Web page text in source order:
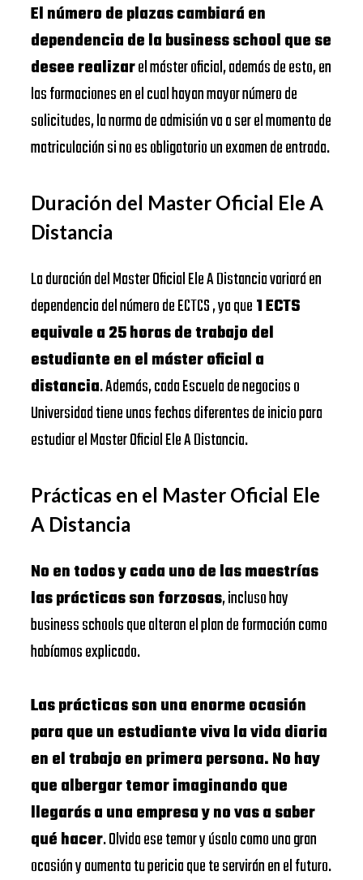
El número de plazas cambiará en
dependencia de la business school que se
desee realizarel máster oficial, además de esto, en
las formaciones en el cual hayan mayor número de
solicitudes, la norma de admisión va a ser el momento de
matriculación si no es obligatorio un examen de entrada.
Duración del Master Oficial Ele A
Distancia
La duración del Master Oficial Ele A Distancia variará en
dependencia del número de ECTCS , ya que1 ECTS
equivale a 25 horas de trabajo del
estudiante en el máster oficial a
distancia. Además, cada Escuela de negocios o
Universidad tiene unas fechas diferentes de inicio para
estudiar el Master Oficial Ele A Distancia.
Prácticas en el Master Oficial Ele
A Distancia
No en todos y cada uno de las maestrías
las prácticas son forzosas, incluso hay
business schools que alteran el plan de formación como
habíamos explicado.
Las prácticas son una enorme ocasión
para que un estudiante viva la vida diaria
en el trabajo en primera persona. No hay
que albergar temor imaginando que
llegarás a una empresa y no vas a saber
qué hacer. Olvida ese temor y úsalo como una gran
ocasión y aumenta tu pericia que te servirán en el futuro.